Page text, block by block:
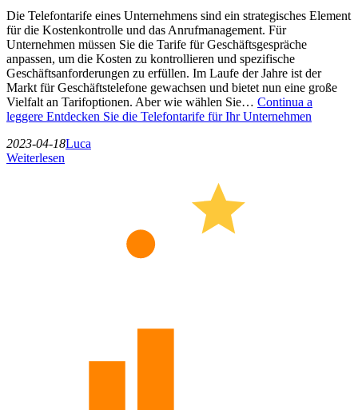
Die Telefontarife eines Unternehmens sind ein strategisches Element
für die Kostenkontrolle und das Anrufmanagement. Für
Unternehmen müssen Sie die Tarife für Geschäftsgespräche
anpassen, um die Kosten zu kontrollieren und spezifische
Geschäftsanforderungen zu erfüllen. Im Laufe der Jahre ist der
Markt für Geschäftstelefone gewachsen und bietet nun eine große
Vielfalt an Tarifoptionen. Aber wie wählen Sie… Continua a
leggere Entdecken Sie die Telefontarife für Ihr Unternehmen
2023-04-18Luca
Weiterlesen